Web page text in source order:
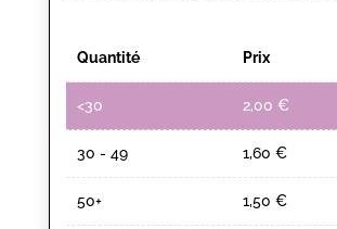
Quantité Prix
<30 2,00 €
30 - 49 1,60 €
50+ 1,50 €